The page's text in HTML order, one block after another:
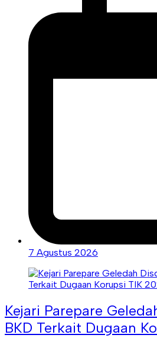
7 Agustus 2026
Kejari Parepare
BKD Terkait Dugaan